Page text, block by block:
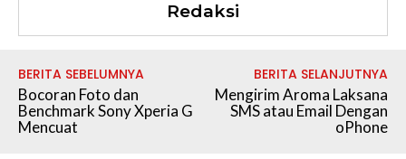
Redaksi
BERITA SEBELUMNYA
Bocoran Foto dan
Benchmark Sony Xperia G
Mencuat
BERITA SELANJUTNYA
Mengirim Aroma Laksana
SMS atau Email Dengan
oPhone